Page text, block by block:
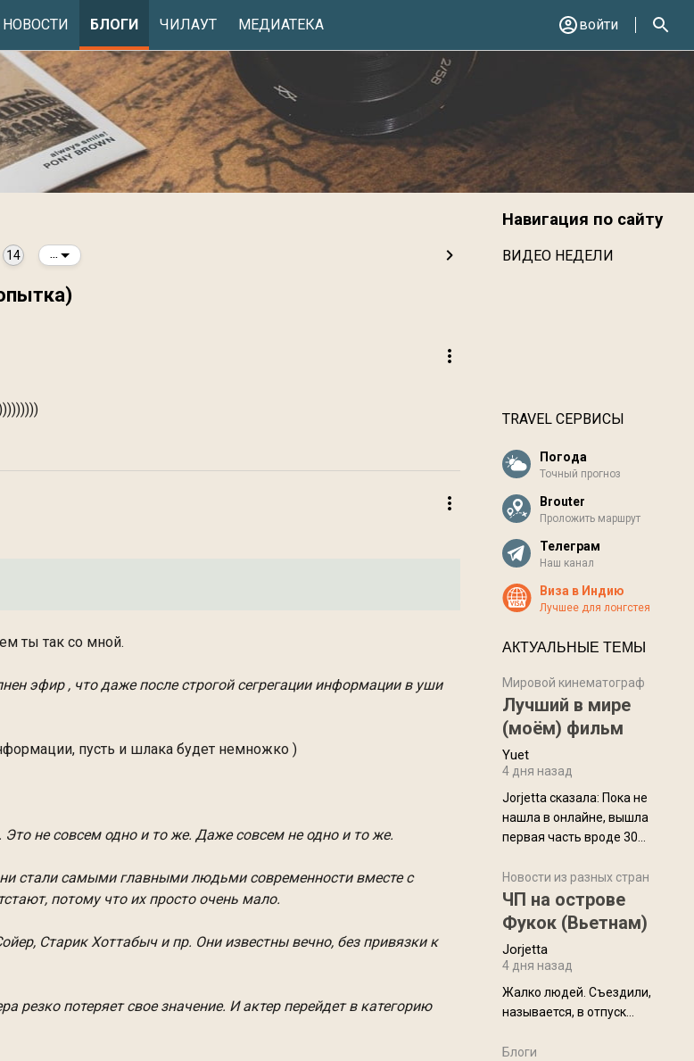
НОВОСТИ БЛОГИ ЧИЛАУТ МЕДИАТЕКА войти
14
ты так со мной.
эфир , что даже после строгой сегрегации информации в уши
пусть и шлака будет немножко )
не совсем одно и то же. Даже совсем не одно и то же.
стали самыми главными людьми современности вместе с
потому что их просто очень мало.
Старик Хоттабыч и пр. Они известны вечно, без привязки к
резко потеряет свое значение. И актер перейдет в категорию
Навигация по сайту
ВИДЕО НЕДЕЛИ
TRAVEL СЕРВИСЫ
Погода
Точный прогноз
Brouter
Проложить маршрут
Телеграм
Наш канал
Виза в Индию
Лучшее для лонгстея
АКТУАЛЬНЫЕ ТЕМЫ
Мировой кинематограф
Лучший в мире
(моём) фильм
Yuet
4 дня назад
Jorjetta сказалa: Пока не
нашла в онлайне, вышла
первая часть вроде 30
Дивали 8 ноября.
Новости из разных стран
ЧП на острове
Фукок (Вьетнам)
Jorjetta
4 дня назад
Жалко людей. Съездили,
называется, в отпуск...
Блоги